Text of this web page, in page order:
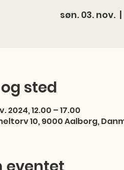
søn. 03. nov.
  |
sted
2024, 12.00 – 17.00
10, 9000 Aalborg,